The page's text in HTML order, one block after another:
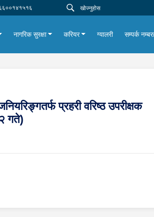
नागरिक सुरक्षा करियर ग्यालरी सम्पर्क
प्रहरी वरिष्ठ उपरीक्षक
गते)